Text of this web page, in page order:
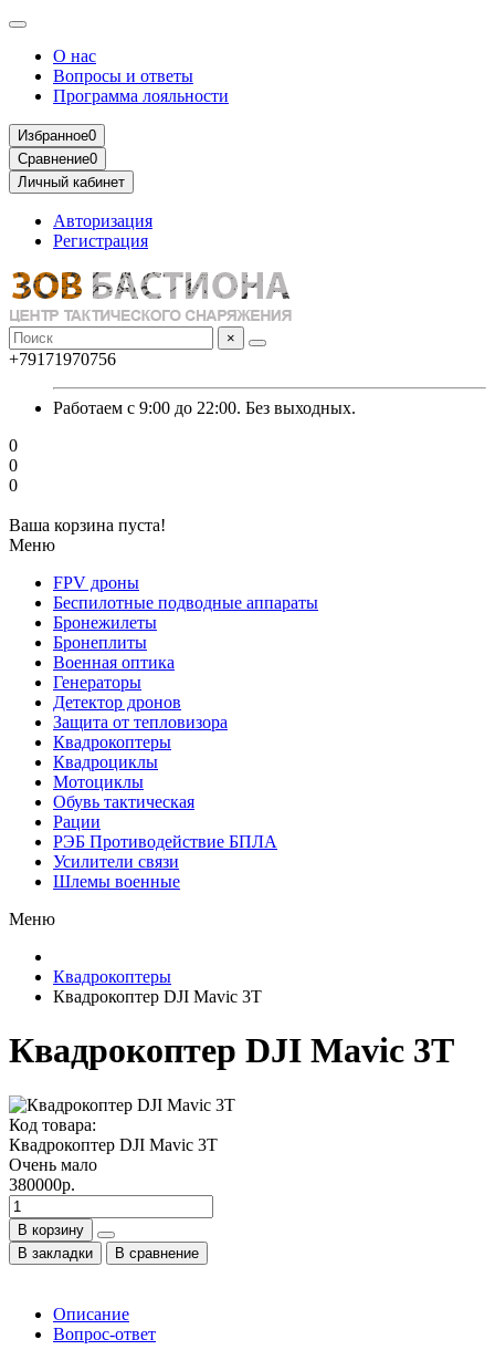
О нас
Вопросы и ответы
Программа лояльности
Избранное0
Сравнение0
Личный кабинет
Авторизация
Регистрация
×
+79171970756
Работаем с 9:00 до 22:00. Без выходных.
0
0
0
Ваша корзина пуста!
Меню
FPV дроны
Беспилотные подводные аппараты
Бронежилеты
Бронеплиты
Военная оптика
Генераторы
Детектор дронов
Защита от тепловизора
Квадрокоптеры
Квадроциклы
Мотоциклы
Обувь тактическая
Рации
РЭБ Противодействие БПЛА
Усилители связи
Шлемы военные
Меню
Квадрокоптеры
Квадрокоптер DJI Mavic 3T
Квадрокоптер DJI Mavic 3T
Код товара:
Квадрокоптер DJI Mavic 3T
Очень мало
380000р.
В корзину
В закладки
В сравнение
Описание
Вопрос-ответ